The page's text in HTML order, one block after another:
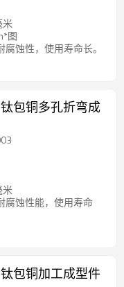
米
图
蚀性，使用寿命长。
包铜多孔折弯成
米
腐蚀性能，使用寿命
包铜加工成型件